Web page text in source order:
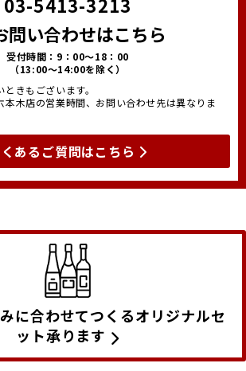
い合わせはこちら
受付時間：9：00～18：00
（13:00～14:00を除く）
きもございます。
木店の営業時間、お問い合わせ先は異なりま
あるご質問はこちら
に合わせてつくるオリジナルセ
ット承ります